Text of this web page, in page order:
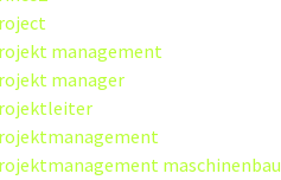
management
manager
maschinenbau